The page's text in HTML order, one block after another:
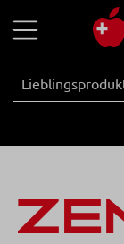
Zum Hauptinhalt